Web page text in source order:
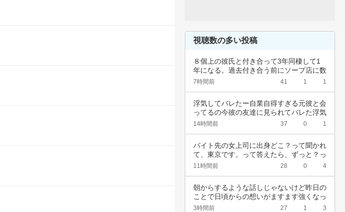
視聴数の多い投稿
８個上の彼氏と付き合って3年同棲して1
年になる。過去付き合う前にソープ店に数
回行って…
7時間前 41 1 1
浮気してバレたー自業自得すぎる元彼と会
ってるの今彼の友達に見られてバレた浮気
女として…
14時間前 37 0 1
バイト先の女上司に出身どこ？って聞かれ
て、東京です。って答えたら、ずっと？っ
て聞かれ…
11時間前 28 0 4
朝からするような話しじゃないけど昨日の
ことで日頃からの想いがますます強くなっ
た。私は…
3時間前 27 1 3